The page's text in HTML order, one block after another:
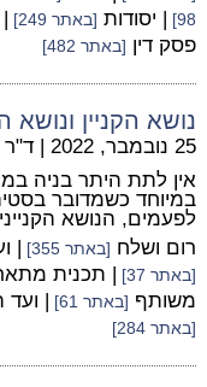
98]
| יסודות [באתר 249]
פסק דין [באתר 482]
נושא הקניין ונושא
25 נובמבר, 2022 | ד"ר
אין לתת היתר בניה
במיוחד כשמדובר
לפעמים, הנושא
רום ושלח [באתר 355] |
[באתר 37] | תכנית
משותף [באתר 61] | ועד
[באתר 284]